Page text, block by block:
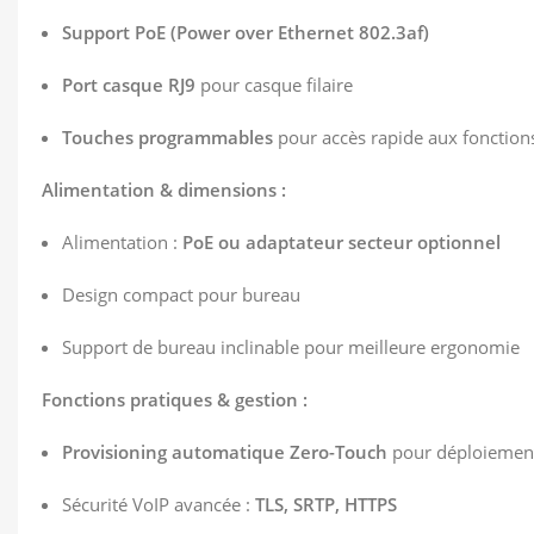
Support PoE (Power over Ethernet 802.3af)
Port casque RJ9 pour casque filaire
Touches programmables pour accès rapide aux
Alimentation & dimensions :
Alimentation : PoE ou adaptateur secteur optionnel
Design compact pour bureau
Support de bureau inclinable pour meilleure ergonomie
Fonctions pratiques & gestion :
Provisioning automatique Zero-Touch pour
Sécurité VoIP avancée : TLS, SRTP, HTTPS